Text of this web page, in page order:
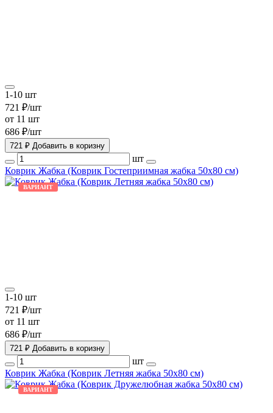
1-10 шт
721 ₽/шт
от 11 шт
686 ₽/шт
721 ₽ Добавить в коризну
шт
Коврик Жабка (Коврик Гостеприимная жабка 50х80 см)
ВАРИАНТ
1-10 шт
721 ₽/шт
от 11 шт
686 ₽/шт
721 ₽ Добавить в коризну
шт
Коврик Жабка (Коврик Летняя жабка 50х80 см)
ВАРИАНТ